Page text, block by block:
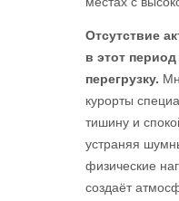
Отсутствие
в этот
перегрузку.
курорты
тишину и
устраняя
физические
создаёт